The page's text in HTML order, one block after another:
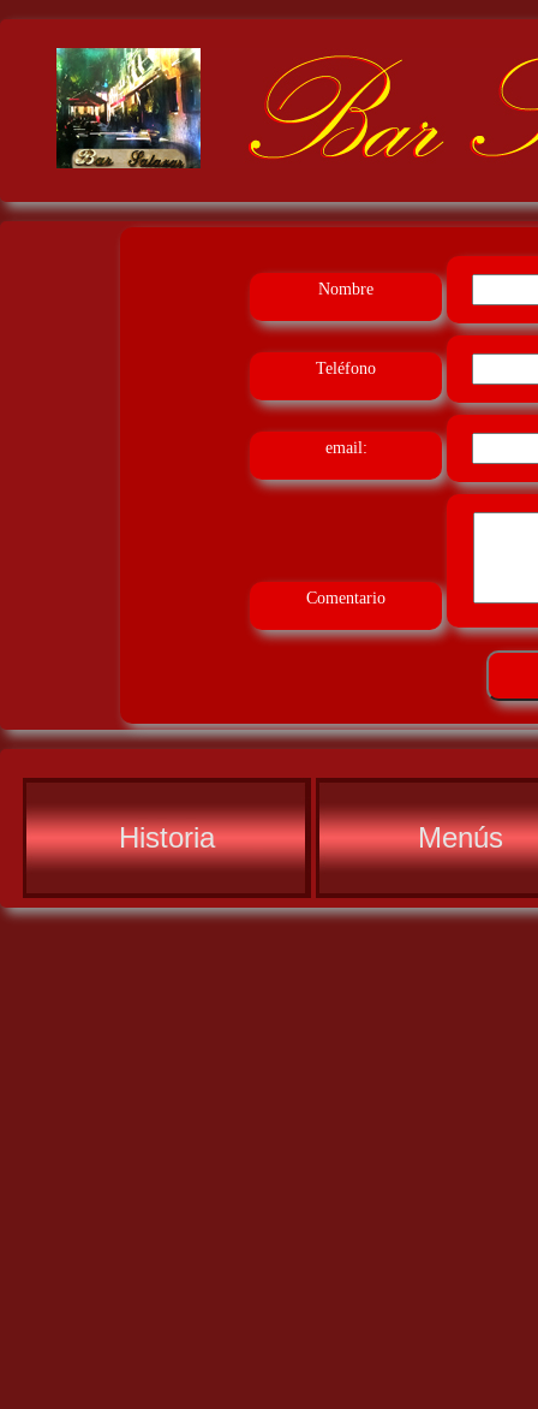
Nombre
Teléfono
email:
Comentario
Historia Menús